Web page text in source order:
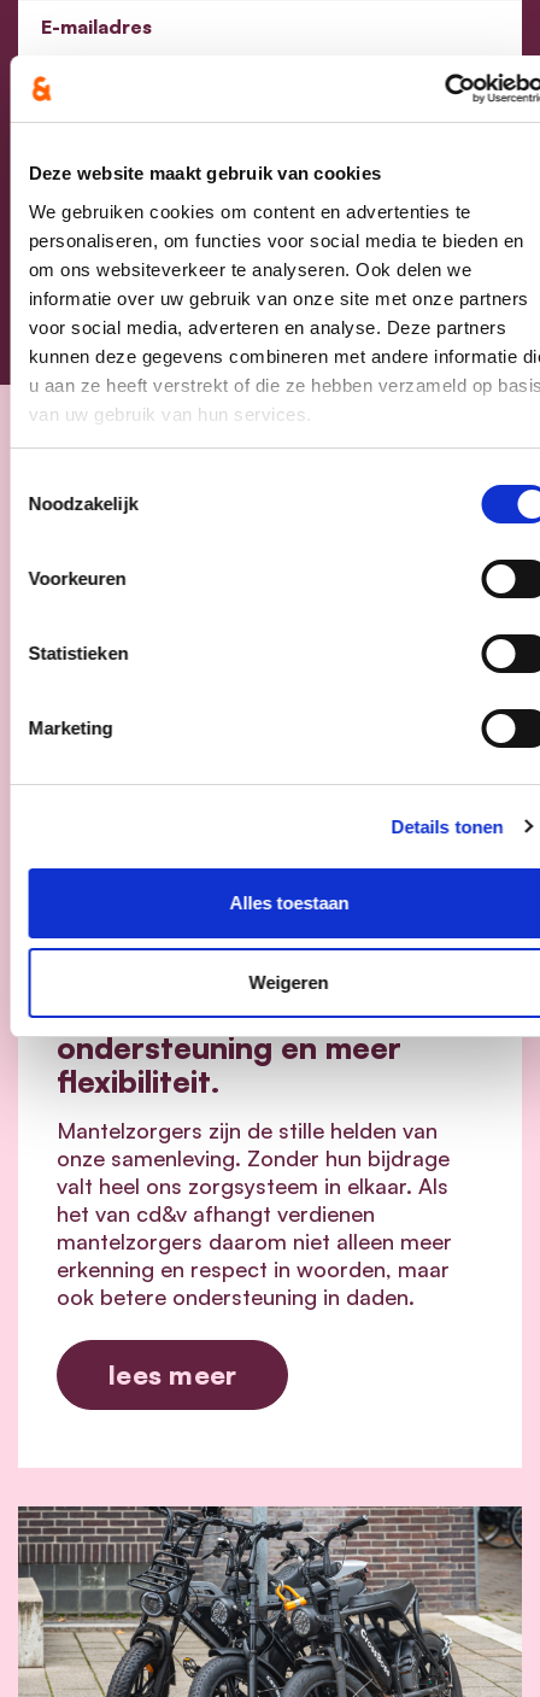
Deze website maakt gebruik van cookies
We gebruiken cookies om content en advertenties te
personaliseren, om functies voor social media te bieden en
om ons websiteverkeer te analyseren. Ook delen we
informatie over uw gebruik van onze site met onze partners
voor social media, adverteren en analyse. Deze partners
kunnen deze gegevens combineren met andere informatie
u aan ze heeft verstrekt of die ze hebben verzameld op
van uw gebruik van hun services.
Noodzakelijk
Voorkeuren
Statistieken
Marketing
Details tonen
Alles toestaan
Weigeren
E-mailadres
Postcode
Ja, ik aanvaard de privacyvoorwaarden.
Klikhierom de privacyvoorwaarden te raadplegen
Nieuws
cd&v maakt het verschil
voor mantelzorgers: minder
drempels, meer
ondersteuning en meer
flexibiliteit.
Mantelzorgers zijn de stille helden van
onze samenleving. Zonder hun bijdrage
valt heel ons zorgsysteem in elkaar. Als
het van cd&v afhangt verdienen
mantelzorgers daarom niet alleen meer
erkenning en respect in woorden, maar
ook betere ondersteuning in daden.
lees meer